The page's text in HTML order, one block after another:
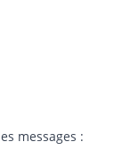
messages :